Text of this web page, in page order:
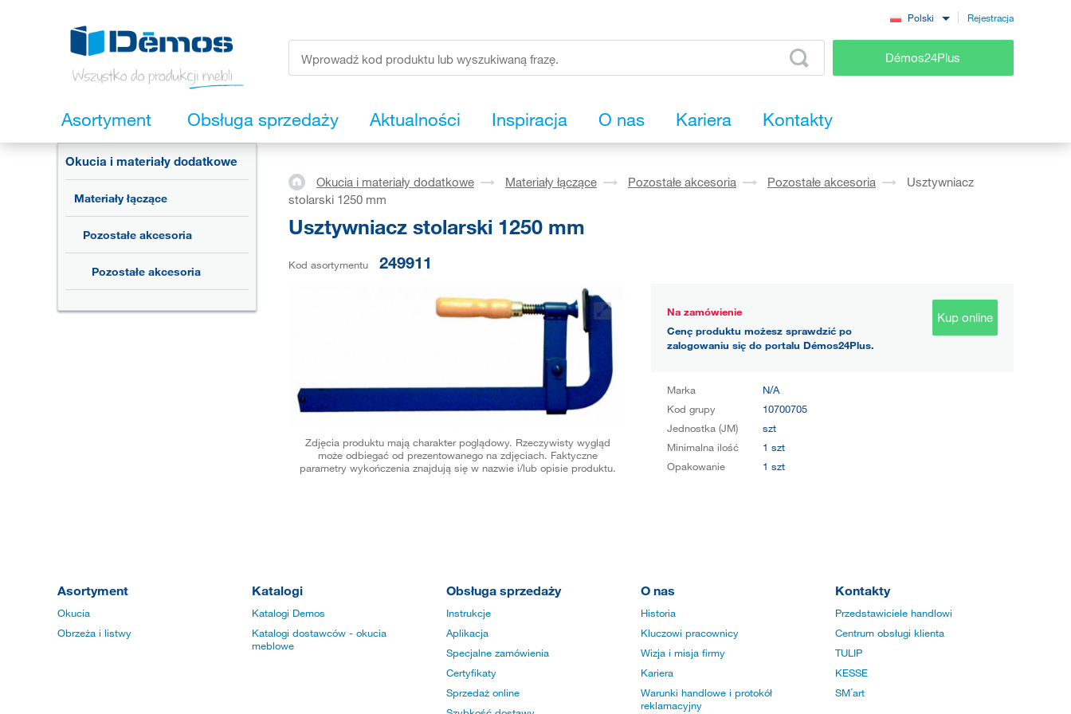
Polski Rejestracja
Démos24Plus
Asortyment Obsługa sprzedaży Aktualności Inspiracja O nas Kariera Kontakty
Okucia i materiały dodatkowe
Materiały łączące
Pozostałe akcesoria
Pozostałe akcesoria
Okucia i materiały dodatkowe Materiały łączące Pozostałe akcesoria Pozostałe akcesoria
Usztywniacz
stolarski 1250 mm
Usztywniacz stolarski 1250 mm
Kod asortymentu 249911
Zdjęcia produktu mają charakter poglądowy. Rzeczywisty wygląd
może odbiegać od prezentowanego na zdjęciach. Faktyczne
parametry wykończenia znajdują się w nazwie i/lub opisie produktu.
Na zamówienie
Cenę produktu możesz sprawdzić po
zalogowaniu się do portalu Démos24Plus.
Kup online
Marka
N/A
Kod grupy
10700705
Jednostka (JM)
szt
Minimalna ilość
1 szt
Opakowanie
1 szt
Asortyment
Okucia
Obrzeża i listwy
Katalogi
Katalogi Demos
Katalogi dostawców - okucia
meblowe
Obsługa sprzedaży
Instrukcje
Aplikacja
Specjalne zamówienia
Certyfikaty
Sprzedaż online
O nas
Historia
Kluczowi pracownicy
Wizja i misja firmy
Kariera
Warunki handlowe i protokół
reklamacyjny
Kontakty
Przedstawiciele handlowi
Centrum obsługi klienta
TULIP
KESSE
SM´art